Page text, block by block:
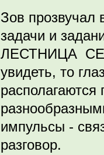
Зов
задачи и
ЛЕСТНИЦА
увидеть, то
импульсы -
разговор.